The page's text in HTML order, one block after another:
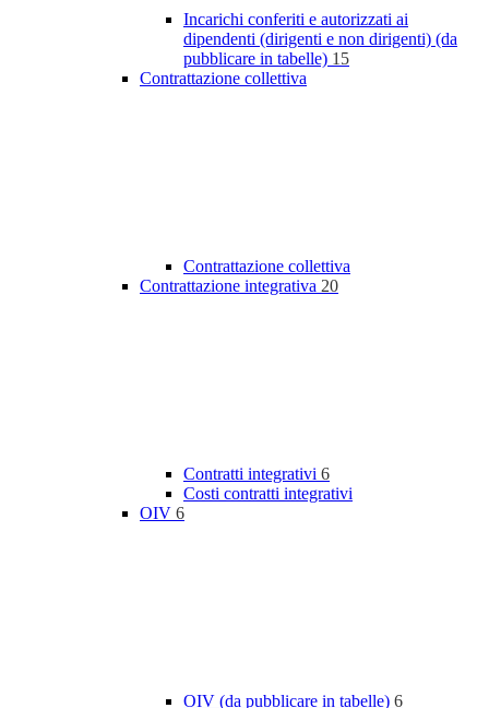
Incarichi conferiti e autorizzati ai
dipendenti (dirigenti e non dirigenti) (da
pubblicare in tabelle) 15
Contrattazione collettiva
Contrattazione collettiva
Contrattazione integrativa 20
Contratti integrativi 6
Costi contratti integrativi
OIV 6
OIV (da pubblicare in tabelle) 6